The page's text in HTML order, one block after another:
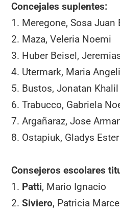
Concejales suplentes:
1. Meregone, Sosa Juan
2. Maza, Veleria Noemi
3. Huber Beisel,
4. Utermark, Maria
5. Bustos, Jonatan Khalil
6. Trabucco, Gabriela
7. Argañaraz, Jose
8. Ostapiuk, Gladys Ester
Consejeros escolares
1. Patti, Mario Ignacio
2.Siviero, Patricia